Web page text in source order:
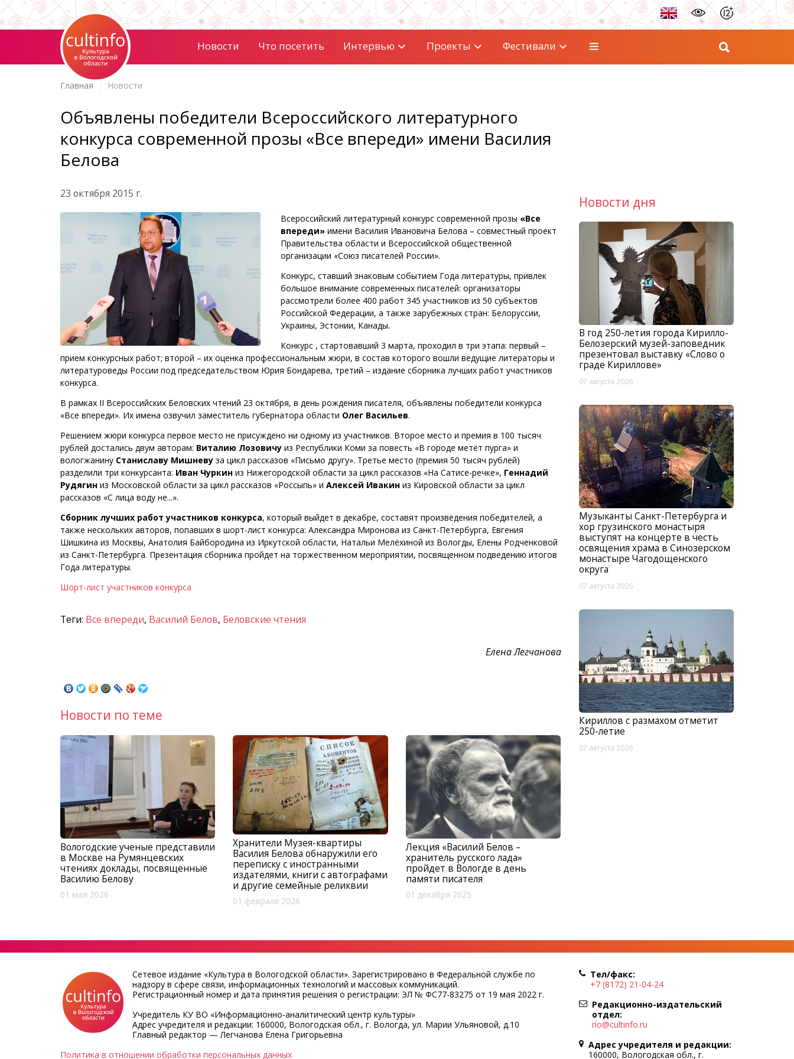
Новости Что посетить Интервью Проекты Фестивали
Главная Новости
Объявлены победители Всероссийского литературного
конкурса современной прозы «Все впереди» имени Василия
Белова
23 октября 2015 г.
Всероссийский литературный конкурс современной прозы «Все
впереди»имени Василия Ивановича Белова – совместный проект
Правительства области и Всероссийской общественной
организации «Союз писателей России».
Конкурс, ставший знаковым событием Года литературы, привлек
большое внимание современных писателей: организаторы
рассмотрели более 400 работ 345 участников из 50 субъектов
Российской Федерации, а также зарубежных стран: Белоруссии,
Украины, Эстонии, Канады.
Конкурс , стартовавший 3 марта, проходил в три этапа: первый –
прием конкурсных работ; второй – их оценка профессиональным жюри, в состав которого вошли ведущие литераторы и
литературоведы России под председательством Юрия Бондарева, третий – издание сборника лучших работ участников
конкурса.
В рамках II Всероссийских Беловских чтений 23 октября, в день рождения писателя, объявлены победители конкурса
«Все впереди». Их имена озвучил заместитель губернатора области Олег Васильев.
Решением жюри конкурса первое место не присуждено ни одному из участников. Второе место и премия в 100 тысяч
рублей достались двум авторам: Виталию Лозовичу из Республики Коми за повесть «В городе метёт пурга» и
вологжанину Станиславу Мишневу за цикл рассказов «Письмо другу». Третье место (премия 50 тысяч рублей)
разделили три конкурсанта: Иван Чуркин из Нижегородской области за цикл рассказов «На Сатисе-речке», Геннадий
Рудягин из Московской области за цикл рассказов «Россыпь» и Алексей Ивакин из Кировской области за цикл
рассказов «С лица воду не...».
Сборник лучших работ участников конкурса, который выйдет в декабре, составят произведения победителей, а
также нескольких авторов, попавших в шорт-лист конкурса: Александра Миронова из Санкт-Петербурга, Евгения
Шишкина из Москвы, Анатолия Байбородина из Иркутской области, Натальи Мелёхиной из Вологды, Елены Родченковой
из Санкт-Петербурга. Презентация сборника пройдет на торжественном мероприятии, посвященном подведению итогов
Года литературы.
Шорт-лист участников конкурса
Теги: Все впереди, Василий Белов, Беловские чтения
Елена Легчанова
Новости по теме
Вологодские ученые представили
в Москве на Румянцевских
чтениях доклады, посвященные
Василию Белову
01 мая 2026
Хранители Музея-квартиры
Василия Белова обнаружили его
переписку с иностранными
издателями, книги с автографами
и другие семейные реликвии
01 февраля 2026
Лекция «Василий Белов –
хранитель русского лада»
пройдет в Вологде в день
памяти писателя
01 декабря 2025
Новости дня
В год 250-летия города Кирилло-
Белозерский музей-заповедник
презентовал выставку «Слово о
граде Кириллове»
07 августа 2026
Музыканты Санкт-Петербурга и
хор грузинского монастыря
выступят на концерте в честь
освящения храма в Синозерском
монастыре Чагодощенского
округа
07 августа 2026
Кириллов с размахом отметит
250-летие
07 августа 2026
Сетевое издание «Культура в Вологодской области». Зарегистрировано в Федеральной службе по
надзору в сфере связи, информационных технологий и массовых коммуникаций.
Регистрационный номер и дата принятия решения о регистрации: ЭЛ № ФС77-83275 от 19 мая 2022 г.
Учредитель КУ ВО «Информационно-аналитический центр культуры»
Адрес учредителя и редакции: 160000, Вологодская обл., г. Вологда, ул. Марии Ульяновой, д.10
Главный редактор — Легчанова Елена Григорьевна
Политика в отношении обработки персональных данных
Тел/факс:
+7 (8172) 21-04-24
Редакционно-издательский
отдел:
rio@cultinfo.ru
Адрес учредителя и редакции:
160000, Вологодская обл., г.